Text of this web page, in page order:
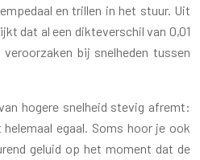
en trillen in het stuur. Uit
dat al een dikteverschil van 0,01
bij snelheden tussen
hogere snelheid stevig afremt:
egaal. Soms hoor je ook
geluid op het moment dat de